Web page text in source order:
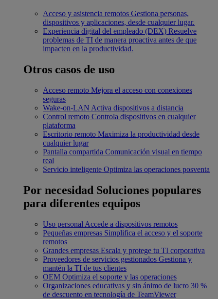
Acceso y asistencia remotos Gestiona personas,
dispositivos y aplicaciones, desde cualquier lugar.
Experiencia digital del empleado (DEX) Resuelve
problemas de TI de manera proactiva antes de que
impacten en la productividad.
Otros casos de uso
Acceso remoto Mejora el acceso con conexiones
seguras
Wake-on-LAN Activa dispositivos a distancia
Control remoto Controla dispositivos en cualquier
plataforma
Escritorio remoto Maximiza la productividad desde
cualquier lugar
Pantalla compartida Comunicación visual en tiempo
real
Servicio inteligente Optimiza las operaciones posventa
Por necesidad Soluciones populares
para diferentes equipos
Uso personal Accede a dispositivos remotos
Pequeñas empresas Simplifica el acceso y el soporte
remotos
Grandes empresas Escala y protege tu TI corporativa
Proveedores de servicios gestionados Gestiona y
mantén la TI de tus clientes
OEM Optimiza el soporte y las operaciones
Organizaciones educativas y sin ánimo de lucro 30 %
de descuento en tecnología de TeamViewer